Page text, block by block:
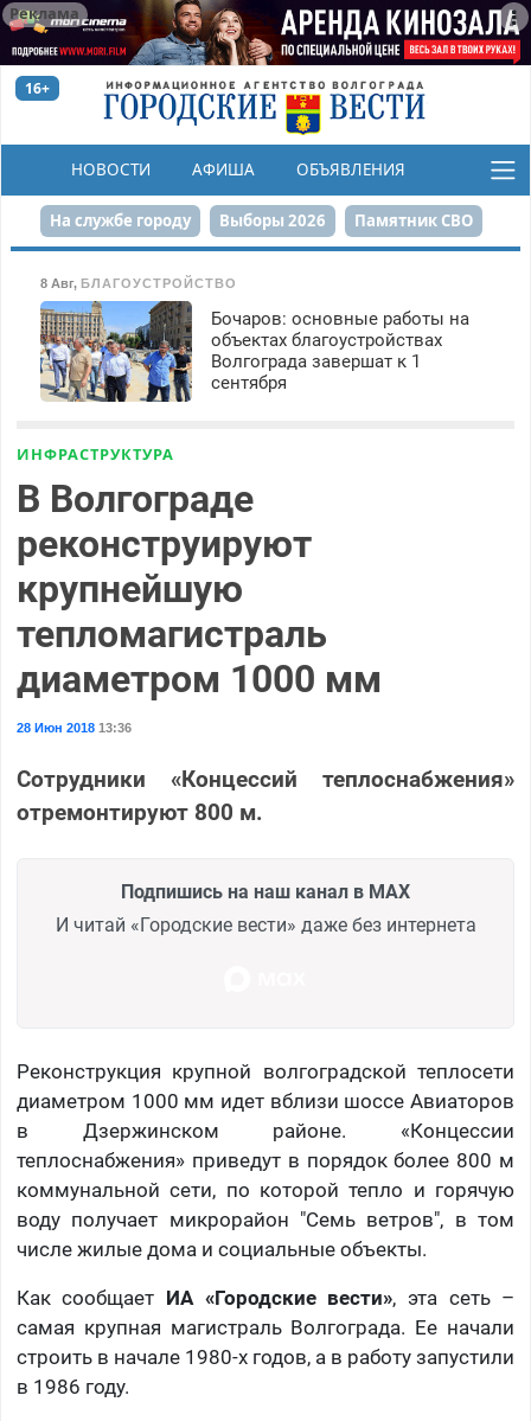
Реклама
16+
НОВОСТИ АФИША ОБЪЯВЛЕНИЯ
КОНКУРСЫ
На службе городу Выборы 2026 Памятник СВО
Сталинград в сердце
Набережная День Победы Реконструкция ЦПКиО
80-летие Победы Парк Героев-летчиков
8 Авг, БЛАГОУСТРОЙСТВО
Бочаров: основные работы на
объектах благоустройствах
Волгограда завершат к 1
сентября
ИНФРАСТРУКТУРА
В Волгограде
реконструируют
крупнейшую
тепломагистраль
диаметром 1000 мм
28 Июн 201813:36
Сотрудники «Концессий теплоснабжения»
отремонтируют 800 м.
Подпишись на наш канал в MAX
И читай «Городские вести» даже без интернета
Реконструкция крупной волгоградской теплосети
диаметром 1000 мм идет вблизи шоссе Авиаторов
в Дзержинском районе. «Концессии
теплоснабжения» приведут в порядок более 800 м
коммунальной сети, по которой тепло и горячую
воду получает микрорайон "Семь ветров", в том
числе жилые дома и социальные объекты.
Как сообщает ИА «Городские вести», эта сеть –
самая крупная магистраль Волгограда. Ее начали
строить в начале 1980-х годов, а в работу запустили
в 1986 году.